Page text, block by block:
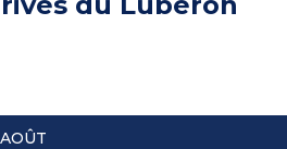
AOÛT